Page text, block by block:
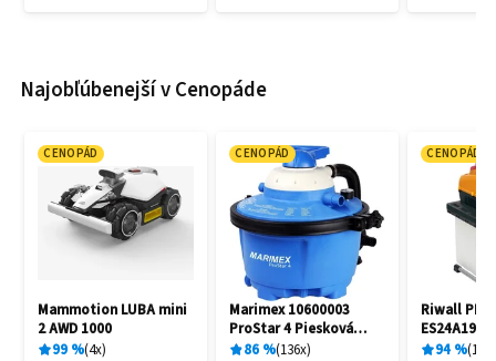
Najobľúbenejší v Cenopáde
CENOPÁD
Mammotion LUBA mini
2 AWD 1000
99% 4x
CENOPÁD
Marimex 10600003
ProStar 4 Piesková
filtrácia
86% 136x
CENOPÁD
Riwall PRO
94% 144